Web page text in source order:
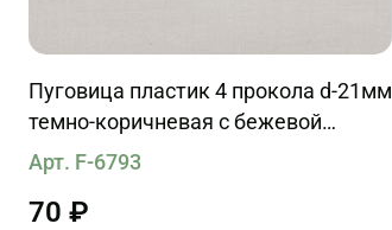
Пуговица пластик 4 прокола d-21мм
темно-коричневая с бежевой
полоской
Арт. F-6793
70 ₽